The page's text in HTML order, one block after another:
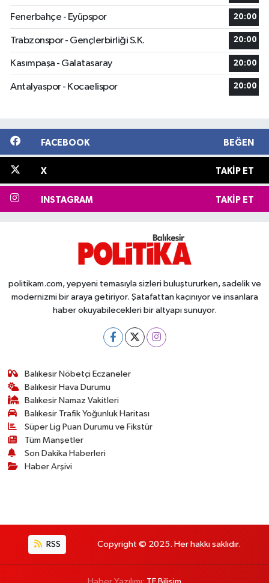
Fenerbahçe - Eyüpspor 20:00
Trabzonspor - Gençlerbirliği S.K. 20:00
Kasımpaşa - Galatasaray 20:00
Antalyaspor - Kocaelispor 20:00
FACEBOOK BEĞEN
X TAKIP ET
INSTAGRAM TAKIP ET
politikam.com, yepyeni temasıyla sizleri buluştururken, sadelik ve
modernizmi bir araya getiriyor. Şatafattan kaçınıyor ve insanlara
haber okuyabilecekleri bir altyapı sunuyor.
Balıkesir Nöbetçi Eczaneler
Balıkesir Hava Durumu
Balıkesir Namaz Vakitleri
Balıkesir Trafik Yoğunluk Haritası
Süper Lig Puan Durumu ve Fikstür
Tüm Manşetler
Son Dakika Haberleri
Haber Arşivi
RSS Copyright © 2025. Her hakkı saklıdır.